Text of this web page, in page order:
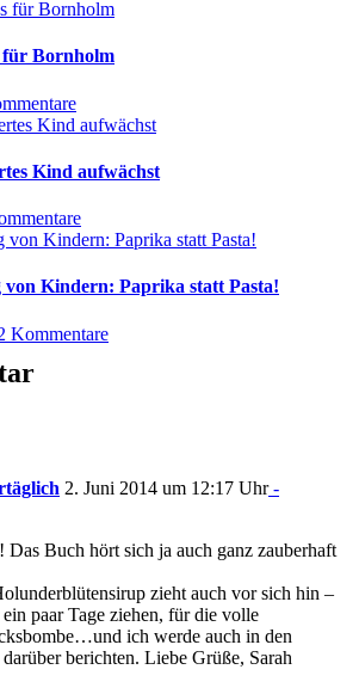
für Bornholm
Kind aufwächst
Kindern: Paprika statt Pasta!
Kommentare
2. Juni 2014 um 12:17 Uhr-
Buch hört sich ja auch ganz zauberhaft
zieht auch vor sich hin –
paar Tage ziehen, für die volle
ich werde auch in den
berichten. Liebe Grüße, Sarah